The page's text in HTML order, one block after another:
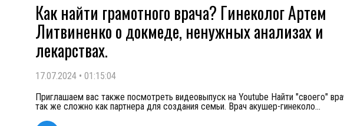
Как найти грамотного врача? Гинеколог Артем
Литвиненко о докмеде, ненужных анализах и
лекарствах.
17.07.2024 • 01:15:04
Приглашаем вас также посмотреть видеовыпуск на Youtube Найти "своего"
так же сложно как партнера для создания семьи. Врач акушер-гинеколо...